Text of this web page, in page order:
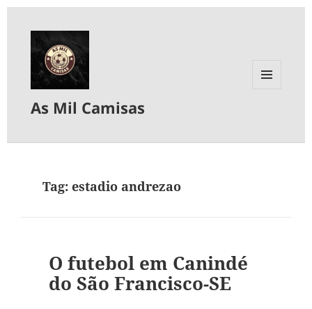
As Mil Camisas
Tag:estadio andrezao
O futebol em Canindé
do São Francisco-SE